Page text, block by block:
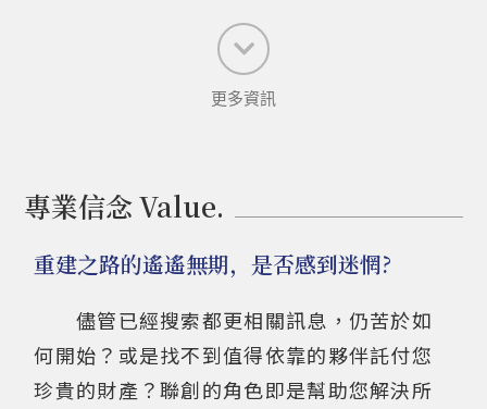
更多資訊
專業信念 Value.
重建之路的遙遙無期，是否感到迷惘?
儘管已經搜索都更相關訊息，仍苦於如
何開始？或是找不到值得依靠的夥伴託付您
珍貴的財產？聯創的角色即是幫助您解決所